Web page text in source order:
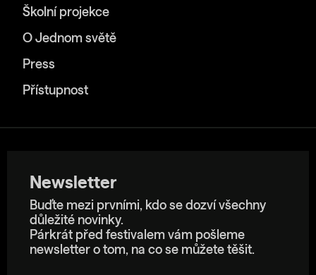
Školní projekce
O Jednom světě
Press
Přístupnost
Newsletter
Buďte mezi prvními, kdo se dozví všechny
důležité novinky.
Párkrát před festivalem vám pošleme
newsletter o tom, na co se můžete těšit.